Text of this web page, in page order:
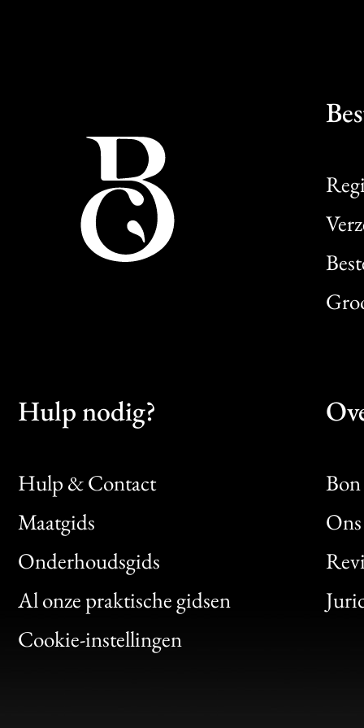
Hulp nodig?
Hulp & Contact
Maatgids
Onderhoudsgids
Al onze praktische gidsen
Cookie-instellingen
Bon
Clic